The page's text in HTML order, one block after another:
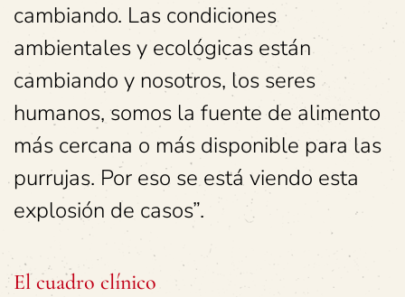
cambiando. Las condiciones
ambientales y ecológicas están
cambiando y nosotros, los seres
humanos, somos la fuente de alimento
más cercana o más disponible para las
purrujas. Por eso se está viendo esta
explosión de casos”.
El cuadro clínico